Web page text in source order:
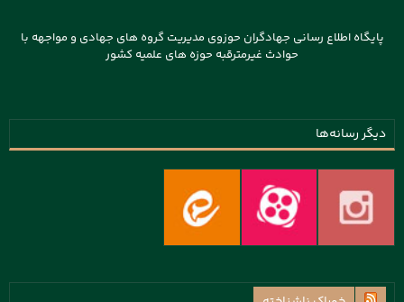
پایگاه اطلاع رسانی جهادگران حوزوی مدیریت گروه های جهادی و مواجهه با
حوادث غیرمترقبه حوزه های علمیه کشور
دیگر رسانه‌ها